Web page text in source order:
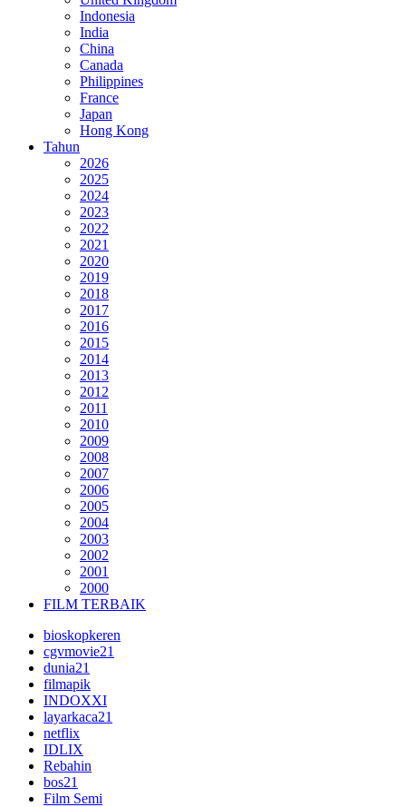
Indonesia
India
China
Canada
Philippines
France
Japan
Hong Kong
Tahun
2026
2025
2024
2023
2022
2021
2020
2019
2018
2017
2016
2015
2014
2013
2012
2011
2010
2009
2008
2007
2006
2005
2004
2003
2002
2001
2000
FILM TERBAIK
bioskopkeren
cgvmovie21
dunia21
filmapik
INDOXXI
layarkaca21
netflix
IDLIX
Rebahin
bos21
Film Semi